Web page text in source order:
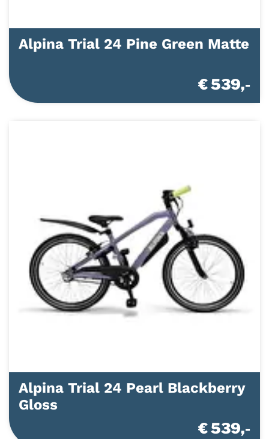
Alpina Trial 24 Pine Green Matte
€ 539,-
Alpina Trial 24 Pearl Blackberry
Gloss
€ 539,-